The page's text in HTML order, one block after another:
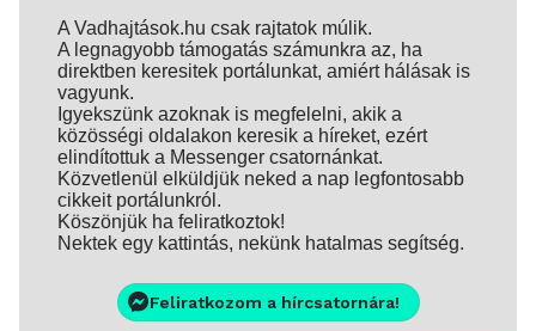
A Vadhajtások.hu csak rajtatok múlik.
A legnagyobb támogatás számunkra az, ha
direktben keresitek portálunkat, amiért hálásak is
vagyunk.
Igyekszünk azoknak is megfelelni, akik a
közösségi oldalakon keresik a híreket, ezért
elindítottuk a Messenger csatornánkat.
Közvetlenül elküldjük neked a nap legfontosabb
cikkeit portálunkról.
Köszönjük ha feliratkoztok!
Nektek egy kattintás, nekünk hatalmas segítség.
Feliratkozom a hírcsatornára!